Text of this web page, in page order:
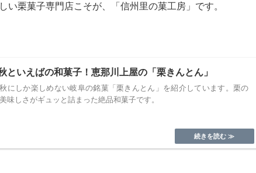
い栗菓子専門店こそが、「信州里の菓工房」です。
といえばの和菓子！恵那川上屋の「栗きんとん」
秋にしか楽しめない岐阜の銘菓「栗きんとん」を紹介しています。栗の
美味しさがギュッと詰まった絶品和菓子です。